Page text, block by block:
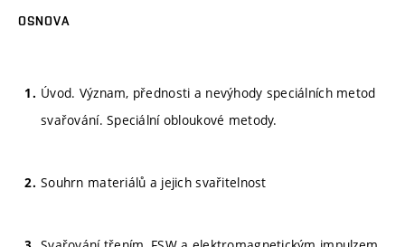
OSNOVA
Úvod. Význam, přednosti a nevýhody speciálních metod
svařování. Speciální obloukové metody.
Souhrn materiálů a jejich svařitelnost